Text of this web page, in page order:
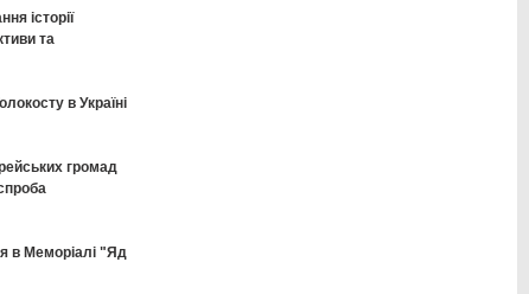
історії
та
в Україні
громад
в Меморіалі "Яд